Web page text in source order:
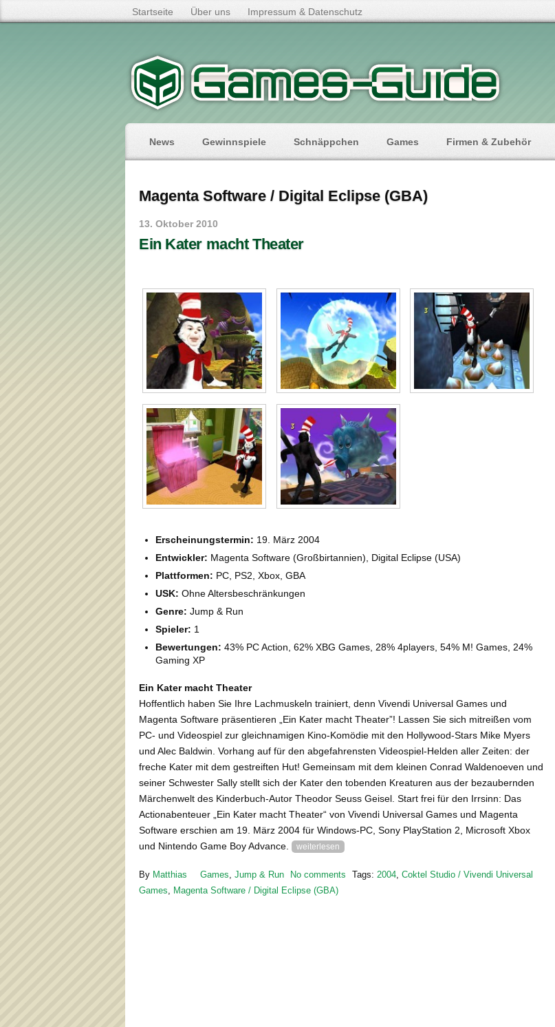
Startseite Über uns Impressum & Datenschutz
News Gewinnspiele Schnäppchen Games Firmen & Zubehör
Magenta Software / Digital Eclipse (GBA)
13. Oktober 2010
Ein Kater macht Theater
Erscheinungstermin: 19. März 2004
Entwickler: Magenta Software (Großbirtannien), Digital Eclipse (USA)
Plattformen: PC, PS2, Xbox, GBA
USK: Ohne Altersbeschränkungen
Genre: Jump & Run
Spieler: 1
Bewertungen: 43% PC Action, 62% XBG Games, 28% 4players, 54% M! Games, 24%
Gaming XP
Ein Kater macht Theater
Hoffentlich haben Sie Ihre Lachmuskeln trainiert, denn Vivendi Universal Games und
Magenta Software präsentieren „Ein Kater macht Theater”! Lassen Sie sich mitreißen vom
PC- und Videospiel zur gleichnamigen Kino-Komödie mit den Hollywood-Stars Mike Myers
und Alec Baldwin. Vorhang auf für den abgefahrensten Videospiel-Helden aller Zeiten: der
freche Kater mit dem gestreiften Hut! Gemeinsam mit dem kleinen Conrad Waldenoeven und
seiner Schwester Sally stellt sich der Kater den tobenden Kreaturen aus der bezaubernden
Märchenwelt des Kinderbuch-Autor Theodor Seuss Geisel. Start frei für den Irrsinn: Das
Actionabenteuer „Ein Kater macht Theater“ von Vivendi Universal Games und Magenta
Software erschien am 19. März 2004 für Windows-PC, Sony PlayStation 2, Microsoft Xbox
und Nintendo Game Boy Advance.
weiterlesen
By Matthias Games, Jump & Run No comments Tags: 2004, Coktel Studio / Vivendi Universal
Games, Magenta Software / Digital Eclipse (GBA)